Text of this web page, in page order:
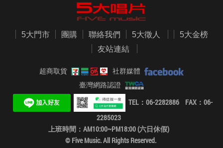
5大門市 團購 聯絡我們 5大徵人
5大金榜
友站連結
超商取貨
社群媒體
臺灣網路認證
TEL：06-2282886 FAX：06-
2285023
上班時間：AM10:00~PM18:00 (六日休假)
© Five Music. All Rights Reserved.